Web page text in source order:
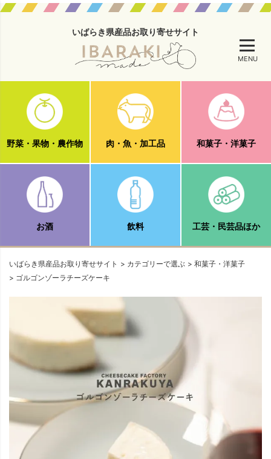
いばらき県産品お取り寄せサイト
MENU
野菜・果物・農作物 肉・魚・加工品 和菓子・洋菓子
お酒 飲料 工芸・民芸品ほか
いばらき県産品お取り寄せサイト カテゴリーで選ぶ
和菓子・洋菓子
ゴルゴンゾーラチーズケーキ